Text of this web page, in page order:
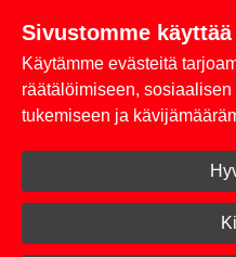
Linkit
Toimitus- ja
Sivustomme
Käytämme evästeitä
räätälöimiseen,
tukemiseen ja